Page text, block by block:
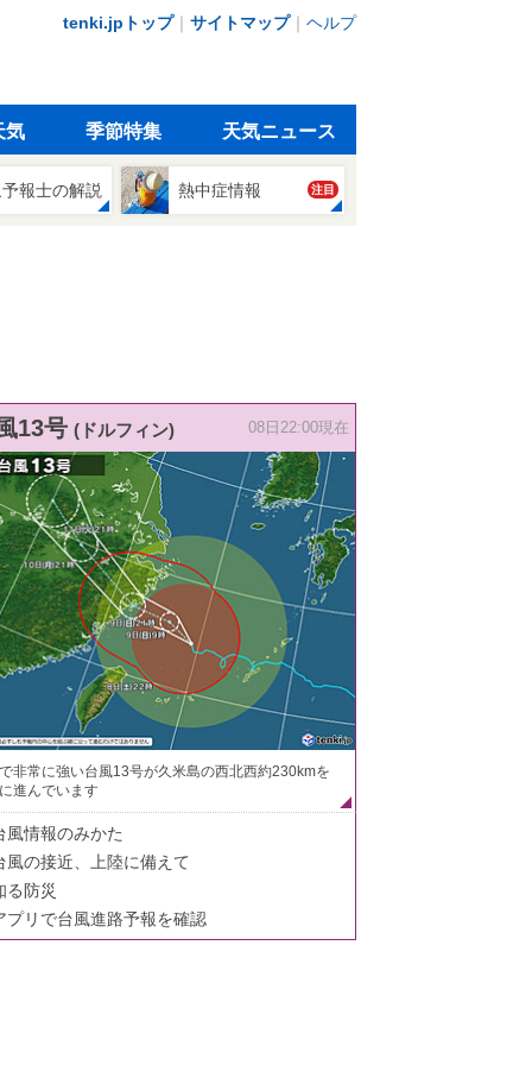
tenki.jpトップ｜ サイトマップ｜ ヘルプ
気 季節特集 天気ニュース
報士の解説 熱中症情報 注目
13号 (ドルフィン) 08日22:00現在
非常に強い台風13号が久米島の西北西約230kmを
進んでいます
風情報のみかた
風の接近、上陸に備えて
る防災
プリで台風進路予報を確認